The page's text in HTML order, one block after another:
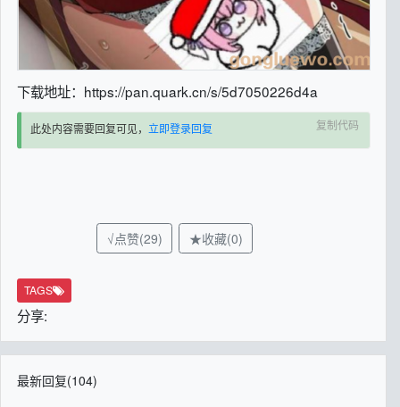
下载地址：https://pan.quark.cn/s/5d7050226d4a
复制代码
此处内容需要回复可见， 立即登录回复
√点赞(29) ★收藏(0)
TAGS
分享:
最新回复(104)